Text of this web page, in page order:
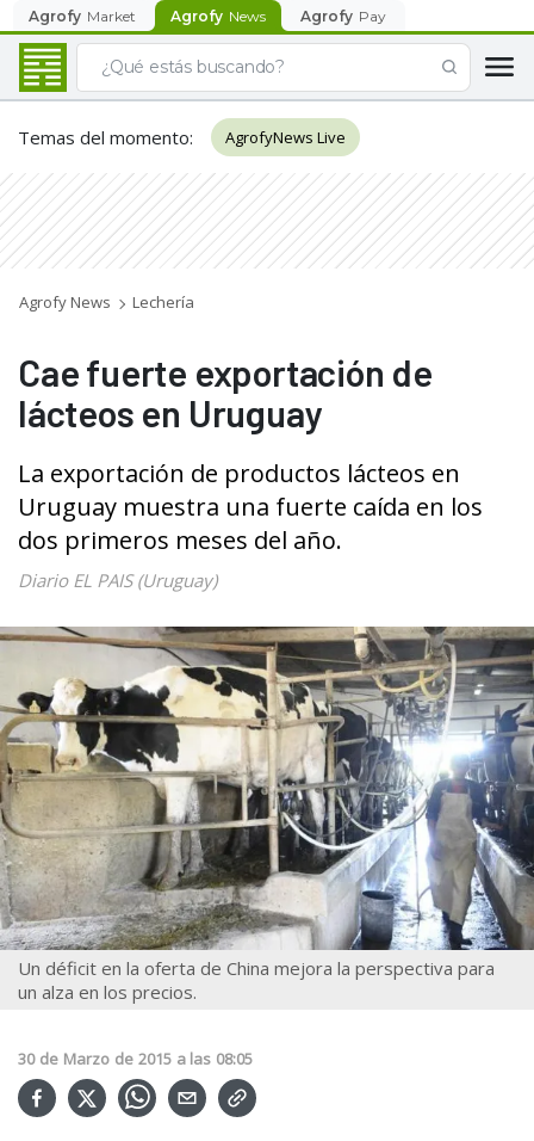
Agrofy Market Agrofy News Agrofy Pay
Temas del momento: AgrofyNews Live
Agrofy News Lechería
Cae fuerte exportación de
lácteos en Uruguay
La exportación de productos lácteos en
Uruguay muestra una fuerte caída en los
dos primeros meses del año.
Diario EL PAIS (Uruguay)
Un déficit en la oferta de China mejora la perspectiva para
un alza en los precios.
30 de Marzo de 2015 a las 08:05